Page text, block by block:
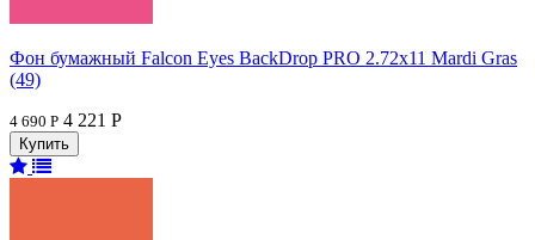
Фон бумажный Falcon Eyes BackDrop PRO 2.72x11 Mardi Gras
(49)
4 690 Р 4 221 Р